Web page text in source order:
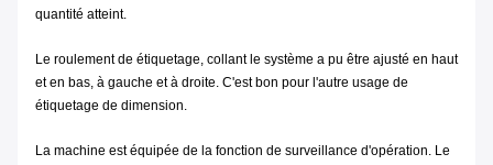
quantité atteint.
Le roulement de étiquetage, collant le système a pu être ajusté en haut
et en bas, à gauche et à droite. C'est bon pour l'autre usage de
étiquetage de dimension.
La machine est équipée de la fonction de surveillance d'opération. Le